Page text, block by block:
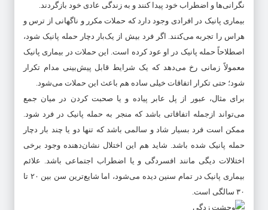
نگرانی‌ها و اضطراب خود پیدا کنند و به زندگی عادی خود بازگردند.
بیماری پانیک در افرادی وجود دارد که حملات مکرر و ناگهانی از ترس و
هراس را تجربه می‌کنند. اگر فرد بیش از یک‌بار دچار حمله پانیک شود،
اصطلاحاً حمله پانیک در او عود کرده است. این حملات در بیماری پانیک
معمولاً زمانی رخ می‌دهد که یک شرایط قابل پیش‌بینی مدام تکرار
شود؛ حتی تکرار اتفاقات خیلی ساده هم باعث این حملات می‌شود.
برای مثال، عبور از پل عابر پیاده و یا صحبت کردن در میان جمع
می‌تواند ازجمله اتفاقاتی باشد که منجر به حمله پانیک در فرد شود.
ممکن است فرد بسیار شاد و سالمی باشد که تنها دو یا چند بار دچار
حمله پانیک شده باشد. شاید هم این اختلال نشان‌دهنده وجود برخی
اختلالات دیگی مانند افسردگی و یا اضطراب اجتماعی باشد. علائم
بیماری پانیک در تمام سنین دیده می‌شود، اما شایع‌ترین سن بین ۲۰ تا
۳۰ سالگی است.